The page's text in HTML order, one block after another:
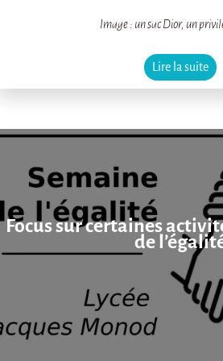
Image : un sac Dior, un
Lire la suite
Focus sur certaines
de